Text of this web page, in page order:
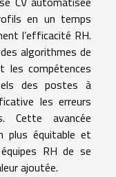
en un temps
l’efficacité RH.
algorithmes de
les compétences
des postes à
les erreurs
Cette avancée
plus équitable et
RH de se
ajoutée.